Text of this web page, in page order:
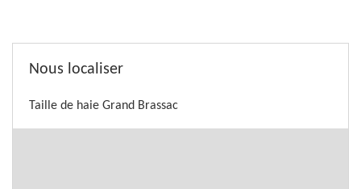
Nous localiser
Taille de haie Grand Brassac